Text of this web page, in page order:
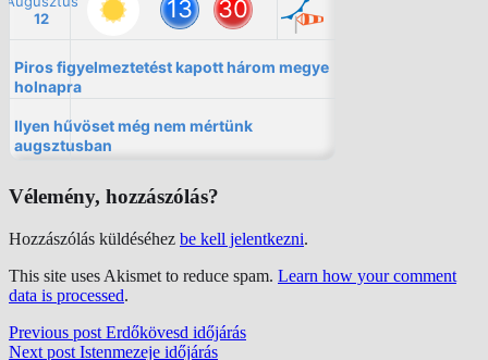
Vélemény, hozzászólás?
Hozzászólás küldéséhez be kell jelentkezni.
This site uses Akismet to reduce spam. Learn how your comment
data is processed.
Previous post Erdőkövesd időjárás
Next post Istenmezeje időjárás